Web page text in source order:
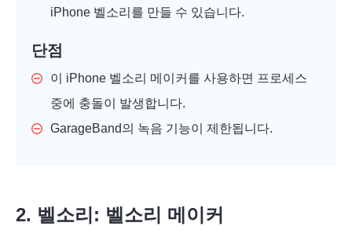
iPhone 벨소리를 만들 수 있습니다.
단점
이 iPhone 벨소리 메이커를 사용하면 프로세스
중에 충돌이 발생합니다.
GarageBand의 녹음 기능이 제한됩니다.
2. 벨소리: 벨소리 메이커